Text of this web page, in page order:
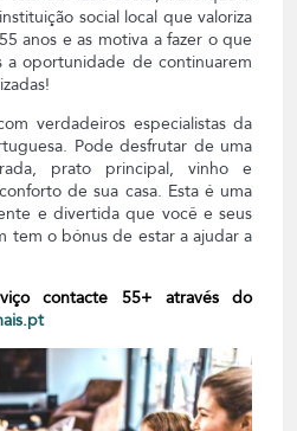
social local que valoriza
anos e as motiva a fazer o que
a oportunidade de continuarem
verdadeiros especialistas da
Pode desfrutar de uma
prato principal, vinho e
de sua casa. Esta é uma
e divertida que você e seus
tem o bónus de estar a ajudar a
contacte 55+ através do